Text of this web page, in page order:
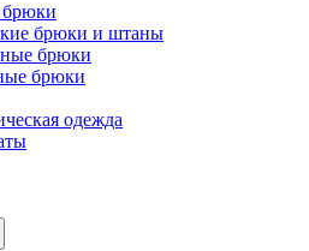
брюки и штаны
брюки
брюки
одежда